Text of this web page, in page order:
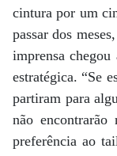
cintura por um
passar dos
imprensa
estratégica. “Se
partiram para
não encontrarão
preferência ao